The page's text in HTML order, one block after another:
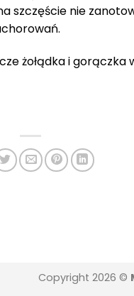
szczęście nie
żołądka i gorączka
Copyright 2026 ©